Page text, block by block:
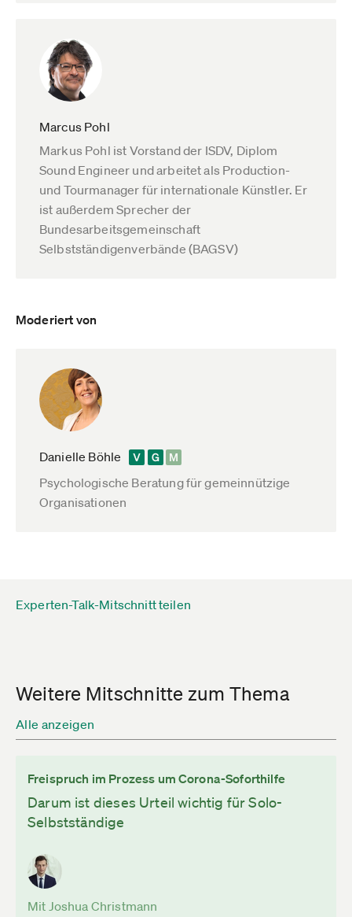
Marcus Pohl
Markus Pohl ist Vorstand der ISDV, Diplom
Sound Engineer und arbeitet als Production-
und Tourmanager für internationale Künstler. Er
ist außerdem Sprecher der
Bundesarbeitsgemeinschaft
Selbstständigenverbände (BAGSV)
Moderiert von
Danielle Böhle
Psychologische Beratung für gemeinnützige
Organisationen
Experten-Talk-Mitschnitt teilen
Weitere Mitschnitte zum Thema
Alle anzeigen
Freispruch im Prozess um Corona-Soforthilfe
Darum ist dieses Urteil wichtig für Solo-
Selbstständige
Mit Joshua Christmann